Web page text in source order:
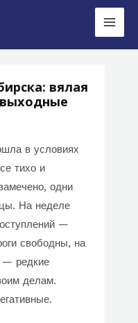
Main
вялая
в условиях
тихо и
одни
На неделе
—
свободны, на
— редкие
делам.